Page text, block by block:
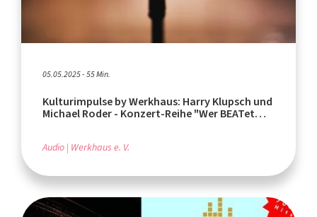
05.05.2025 - 55 Min.
Kulturimpulse by Werkhaus: Harry Klupsch und
Michael Roder - Konzert-Reihe "Wer BEATet
Audio Werkhaus e. V.